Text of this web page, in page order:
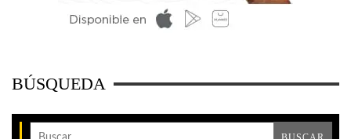
BÚSQUEDA